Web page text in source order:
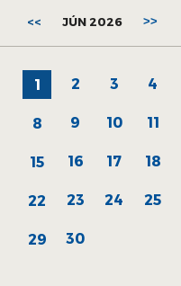
<< JÚN 2026 >>
1 2 3 4
8 9 10 11
15 16 17 18
22 23 24 25
29 30